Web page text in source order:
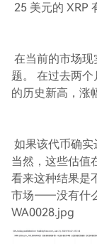
25 美元的 XRP
在当前的市场
题。 在过去两
的历史新高，涨
如果该代币确实
当然，这些估值
看来这种结果是
市场——没有什
WA0028.jpg